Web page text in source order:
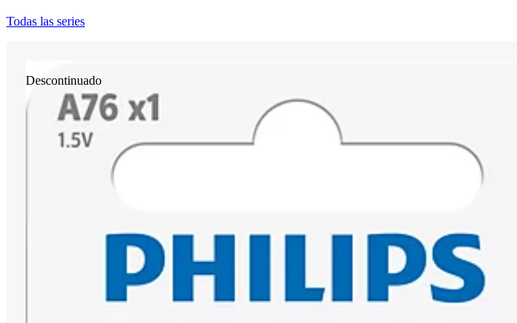
Todas las series
Descontinuado